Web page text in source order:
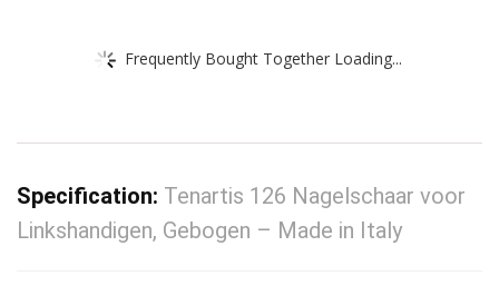
Frequently Bought Together Loading...
Specification: Tenartis 126 Nagelschaar voor
Linkshandigen, Gebogen – Made in Italy